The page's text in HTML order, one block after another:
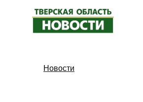
Перейти
содержимому
Новости